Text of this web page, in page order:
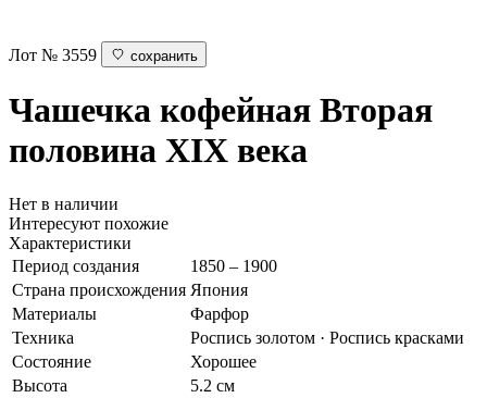
Лот № 3559 сохранить
Чашечка кофейная Вторая
половина XIX века
Нет в наличии
Интересуют похожие
Характеристики
Период создания
1850 – 1900
Страна происхождения Япония
Материалы
Фарфор
Техника
Роспись золотом · Роспись красками
Состояние
Хорошее
Высота
5.2 см